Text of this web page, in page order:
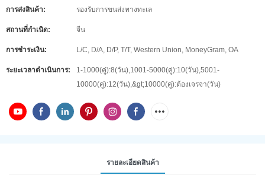
การส่งสินค้า: รองรับการขนส่งทางทะเล
สถานที่กำเนิด: จีน
การชำระเงิน: L/C, D/A, D/P, T/T, Western Union, MoneyGram, OA
ระยะเวลาดำเนินการ:
1-1000(คู่):8(วัน),1001-5000(คู่):10(วัน),5001-
10000(คู่):12(วัน),&gt;10000(คู่):ต้องเจรจา(วัน)
รายละเอียดสินค้า